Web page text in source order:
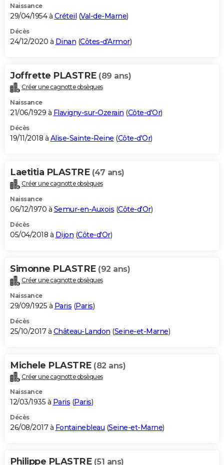
Naissance
29/04/1954 à Créteil (Val-de-Marne)
Décès
24/12/2020 à Dinan (Côtes-d'Armor)
Joffrette PLASTRE (89 ans)
Créer une cagnotte obsèques
Naissance
21/06/1929 à Flavigny-sur-Ozerain (Côte-d'Or)
Décès
19/11/2018 à Alise-Sainte-Reine (Côte-d'Or)
Laetitia PLASTRE (47 ans)
Créer une cagnotte obsèques
Naissance
06/12/1970 à Semur-en-Auxois (Côte-d'Or)
Décès
05/04/2018 à Dijon (Côte-d'Or)
Simonne PLASTRE (92 ans)
Créer une cagnotte obsèques
Naissance
29/09/1925 à Paris (Paris)
Décès
25/10/2017 à Château-Landon (Seine-et-Marne)
Michele PLASTRE (82 ans)
Créer une cagnotte obsèques
Naissance
12/03/1935 à Paris (Paris)
Décès
26/08/2017 à Fontainebleau (Seine-et-Marne)
Philippe PLASTRE (51 ans)